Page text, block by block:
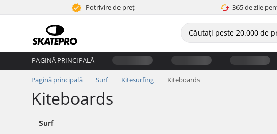
Potrivire de preț 365 de zile
PAGINĂ PRINCIPALĂ
Pagină principală Surf Kitesurfing Kiteboards
Kiteboards
Surf